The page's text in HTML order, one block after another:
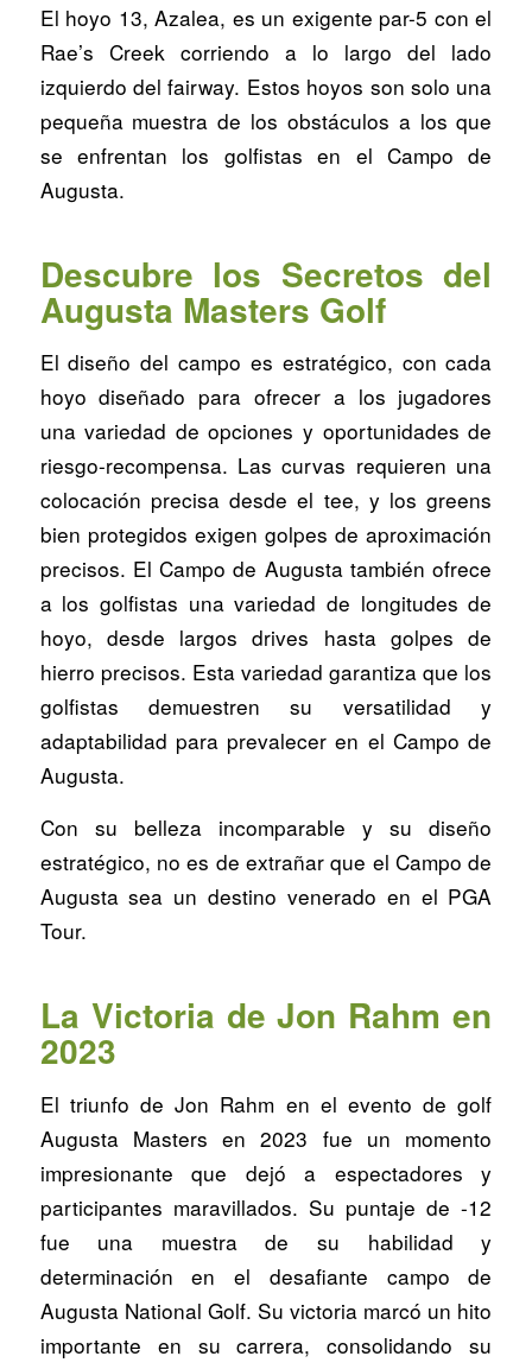
El hoyo 13, Azalea, es un exigente par-5 con el
Rae’s Creek corriendo a lo largo del lado
izquierdo del fairway. Estos hoyos son solo una
pequeña muestra de los obstáculos a los que
se enfrentan los golfistas en el Campo de
Augusta.
Descubre los Secretos del
Augusta Masters Golf
El diseño del campo es estratégico, con cada
hoyo diseñado para ofrecer a los jugadores
una variedad de opciones y oportunidades de
riesgo-recompensa. Las curvas requieren una
colocación precisa desde el tee, y los greens
bien protegidos exigen golpes de aproximación
precisos. El Campo de Augusta también ofrece
a los golfistas una variedad de longitudes de
hoyo, desde largos drives hasta golpes de
hierro precisos. Esta variedad garantiza que los
golfistas demuestren su versatilidad y
adaptabilidad para prevalecer en el Campo de
Augusta.
Con su belleza incomparable y su diseño
estratégico, no es de extrañar que el Campo de
Augusta sea un destino venerado en el PGA
Tour.
La Victoria de Jon Rahm en
2023
El triunfo de Jon Rahm en el evento de golf
Augusta Masters en 2023 fue un momento
impresionante que dejó a espectadores y
participantes maravillados. Su puntaje de -12
fue una muestra de su habilidad y
determinación en el desafiante campo de
Augusta National Golf. Su victoria marcó un hito
importante en su carrera, consolidando su